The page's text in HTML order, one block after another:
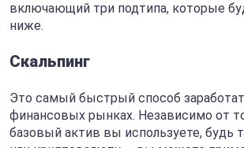
включающий три подтипа, которые
ниже.
Скальпинг
Это самый быстрый способ
финансовых рынках. Независимо от
базовый актив вы используете, будь